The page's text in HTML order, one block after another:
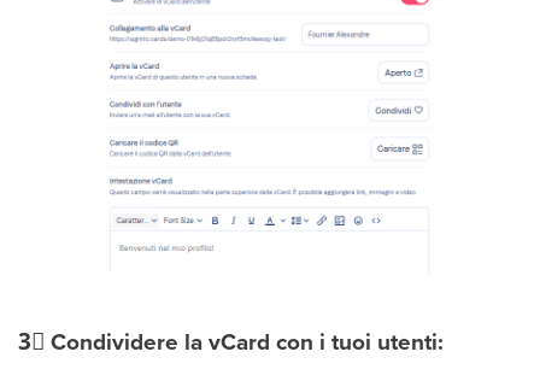
3⃣ Condividere la vCard con i tuoi utenti: